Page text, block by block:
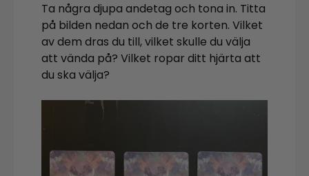
Ta några djupa andetag och tona in. Titta
på bilden nedan och de tre korten. Vilket
av dem dras du till, vilket skulle du välja
att vända på? Vilket ropar ditt hjärta att
du ska välja?